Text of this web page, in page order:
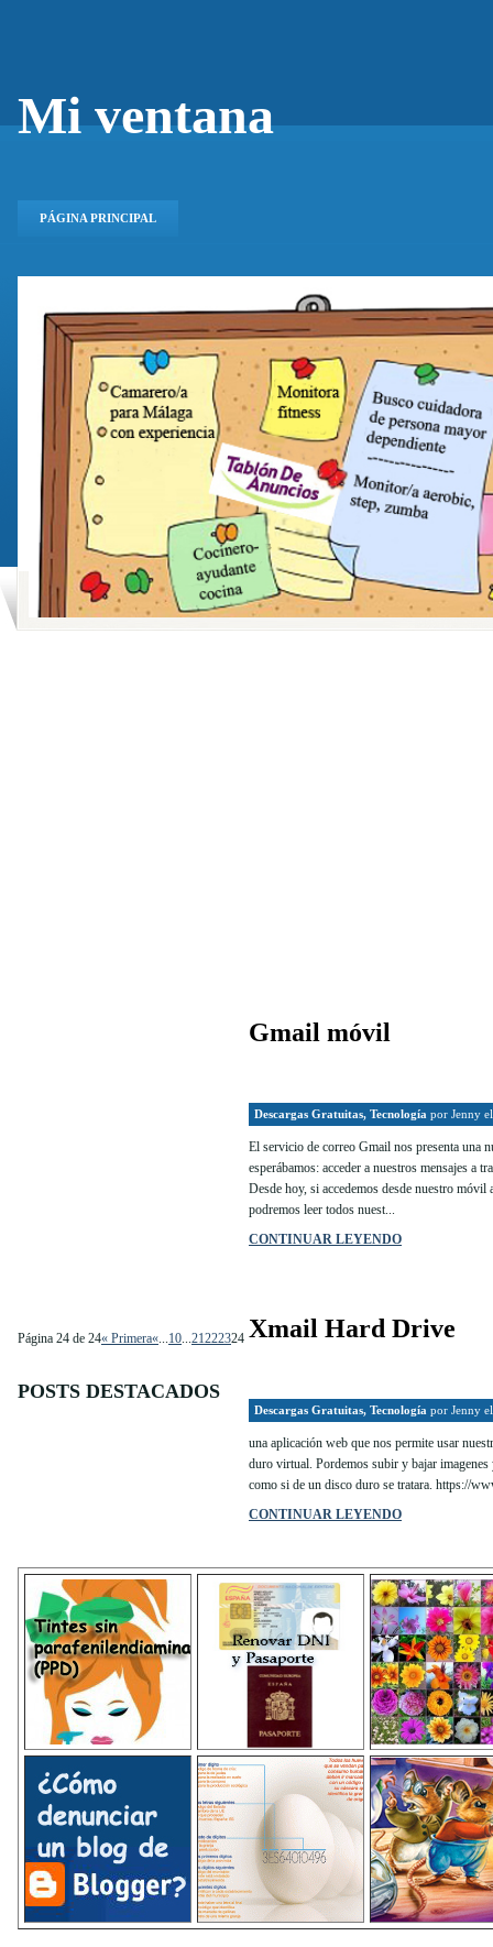
Mi ventana
PÁGINA PRINCIPAL
Gmail móvil
Descargas Gratuitas, Tecnología por Jenny
El servicio de correo Gmail nos presenta una
esperábamos: acceder a nuestros mensajes a
Desde hoy, si accedemos desde nuestro
podremos leer todos nuest...
CONTINUAR LEYENDO
Xmail Hard Drive
Descargas Gratuitas, Tecnología por Jenny
una aplicación web que nos permite usar
duro virtual. Pordemos subir y bajar
como si de un disco duro se tratara. https://
CONTINUAR LEYENDO
Página 24 de 24« Primera«...10...21222324
POSTS DESTACADOS